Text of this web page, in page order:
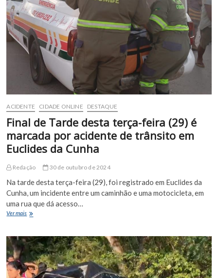
de
Vaquejada;
Policial
Militar
é
o
principal
suspeito
ACIDENTE CIDADE ONLINE DESTAQUE
Final de Tarde desta terça-feira (29) é
marcada por acidente de trânsito em
Euclides da Cunha
Redação 30 de outubro de 2024
Na tarde desta terça-feira (29), foi registrado em Euclides da
Cunha, um incidente entre um caminhão e uma motocicleta, em
uma rua que dá acesso…
Ver maisFinal
desta
terça-
feira
(29)
é